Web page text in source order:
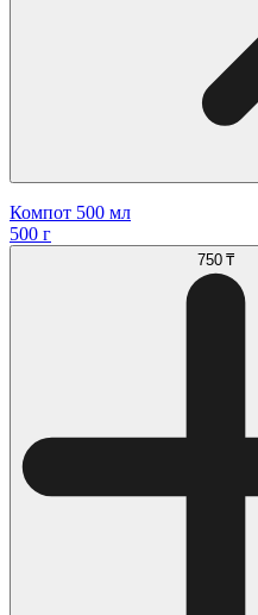
Компот 500 мл
500 г
750 ₸